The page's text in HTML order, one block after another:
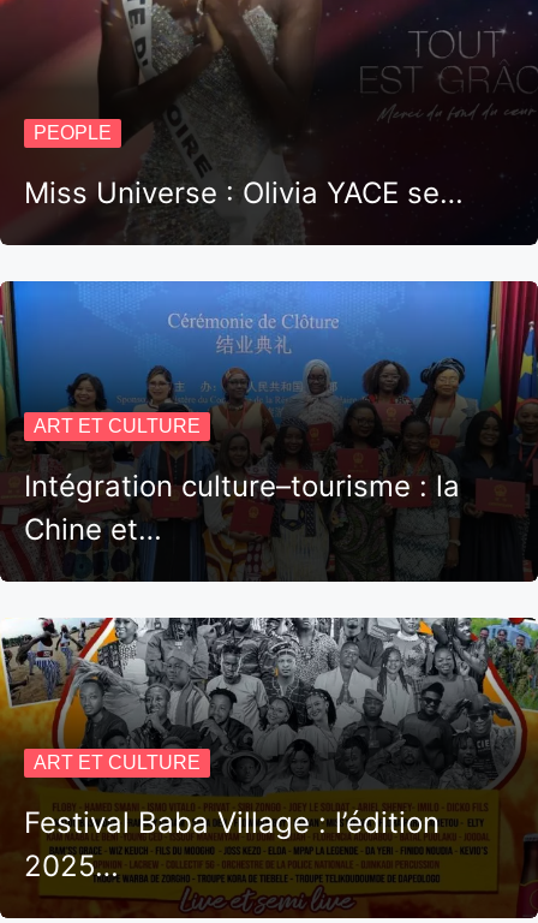
PEOPLE
Miss Universe : Olivia YACE se…
ART ET CULTURE
Intégration culture–tourisme : la
Chine et…
ART ET CULTURE
Festival Baba Village : l’édition
2025…